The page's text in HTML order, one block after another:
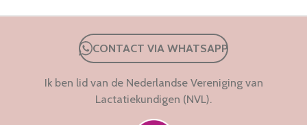
CONTACT VIA WHATSAPP
Ik ben lid van de Nederlandse Vereniging van
Lactatiekundigen (NVL).